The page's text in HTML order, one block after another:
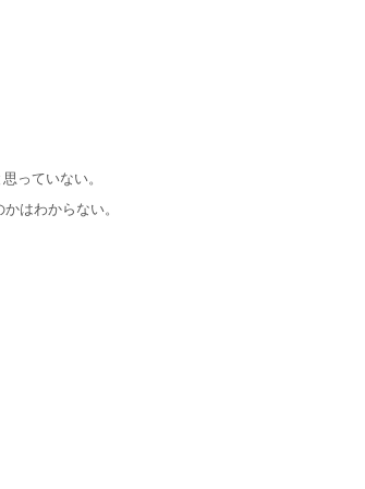
っていない。
はわからない。